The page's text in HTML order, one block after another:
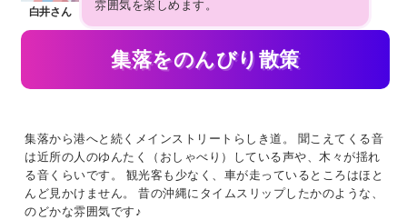
雰囲気を楽しめます。
集落をのんびり散策
集落から港へと続くメインストリートらしき道。 聞こえてくる音
は近所の人のゆんたく（おしゃべり）している声や、木々が揺れ
る音くらいです。 観光客も少なく、車が走っているところはほと
んど見かけません。 昔の沖縄にタイムスリップしたかのような、
のどかな雰囲気です♪